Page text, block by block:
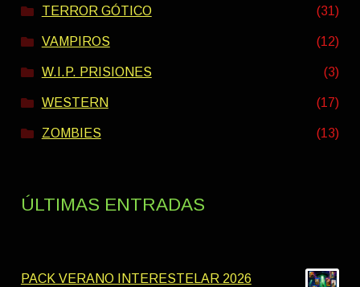
TERROR GÓTICO (31)
VAMPIROS (12)
W.I.P. PRISIONES (3)
WESTERN (17)
ZOMBIES (13)
ÚLTIMAS ENTRADAS
PACK VERANO INTERESTELAR 2026